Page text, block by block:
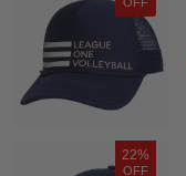
22%
OFF